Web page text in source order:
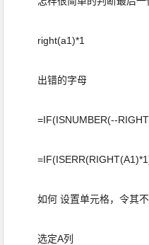
right(a1)*1
出错的字母
=IF(ISNUMBER(--
如何 设置单元格，令其不
选定A列